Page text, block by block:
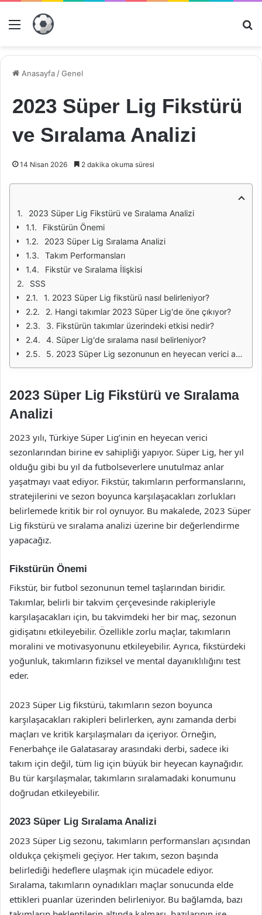
Menü
Anasayfa /Genel
2023 Süper Lig Fikstürü
ve Sıralama Analizi
14 Nisan 2026 2 dakika okuma süresi
2023 Süper Lig Fikstürü ve Sıralama Analizi
Fikstürün Önemi
2023 Süper Lig Sıralama Analizi
Takım Performansları
Fikstür ve Sıralama İlişkisi
SSS
1. 2023 Süper Lig fikstürü nasıl belirleniyor?
2. Hangi takımlar 2023 Süper Lig'de öne çıkıyor?
3. Fikstürün takımlar üzerindeki etkisi nedir?
4. Süper Lig'de sıralama nasıl belirleniyor?
5. 2023 Süper Lig sezonunun en heyecan verici anları nelerdir?
2023 Süper Lig Fikstürü ve Sıralama
Analizi
2023 yılı, Türkiye Süper Lig’inin en heyecan verici
sezonlarından birine ev sahipliği yapıyor. Süper Lig, her yıl
olduğu gibi bu yıl da futbolseverlere unutulmaz anlar
yaşatmayı vaat ediyor. Fikstür, takımların performanslarını,
stratejilerini ve sezon boyunca karşılaşacakları zorlukları
belirlemede kritik bir rol oynuyor. Bu makalede, 2023 Süper
Lig fikstürü ve sıralama analizi üzerine bir değerlendirme
yapacağız.
Fikstürün Önemi
Fikstür, bir futbol sezonunun temel taşlarından biridir.
Takımlar, belirli bir takvim çerçevesinde rakipleriyle
karşılaşacakları için, bu takvimdeki her bir maç, sezonun
gidişatını etkileyebilir. Özellikle zorlu maçlar, takımların
moralini ve motivasyonunu etkileyebilir. Ayrıca, fikstürdeki
yoğunluk, takımların fiziksel ve mental dayanıklılığını test
eder.
2023 Süper Lig fikstürü, takımların sezon boyunca
karşılaşacakları rakipleri belirlerken, aynı zamanda derbi
maçları ve kritik karşılaşmaları da içeriyor. Örneğin,
Fenerbahçe ile Galatasaray arasındaki derbi, sadece iki
takım için değil, tüm lig için büyük bir heyecan kaynağıdır.
Bu tür karşılaşmalar, takımların sıralamadaki konumunu
doğrudan etkileyebilir.
2023 Süper Lig Sıralama Analizi
2023 Süper Lig sezonu, takımların performansları açısından
oldukça çekişmeli geçiyor. Her takım, sezon başında
belirlediği hedeflere ulaşmak için mücadele ediyor.
Sıralama, takımların oynadıkları maçlar sonucunda elde
ettikleri puanlar üzerinden belirleniyor. Bu bağlamda, bazı